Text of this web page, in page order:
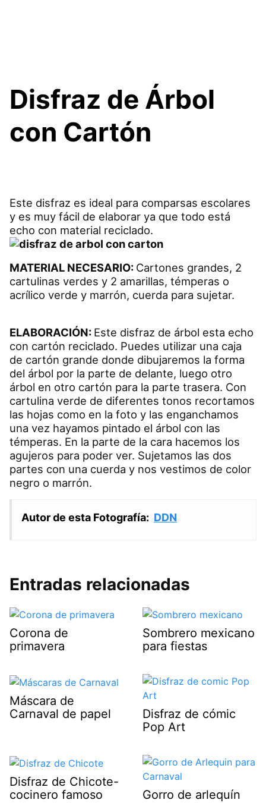
Disfraz de Árbol
con Cartón
Este disfraz es ideal para comparsas escolares
y es muy fácil de elaborar ya que todo está
echo con material reciclado.
MATERIAL NECESARIO: Cartones grandes, 2
cartulinas verdes y 2 amarillas, témperas o
acrílico verde y marrón, cuerda para sujetar.
ELABORACIÓN: Este disfraz de árbol esta echo
con cartón reciclado. Puedes utilizar una caja
de cartón grande donde dibujaremos la forma
del árbol por la parte de delante, luego otro
árbol en otro cartón para la parte trasera. Con
cartulina verde de diferentes tonos recortamos
las hojas como en la foto y las enganchamos
una vez hayamos pintado el árbol con las
témperas. En la parte de la cara hacemos los
agujeros para poder ver. Sujetamos las dos
partes con una cuerda y nos vestimos de color
negro o marrón.
Autor de esta Fotografía: DDN
Entradas relacionadas
Corona de
primavera
Sombrero mexicano
para fiestas
Máscara de
Carnaval de papel
Disfraz de cómic
Pop Art
Disfraz de Chicote-
cocinero famoso
Gorro de arlequín